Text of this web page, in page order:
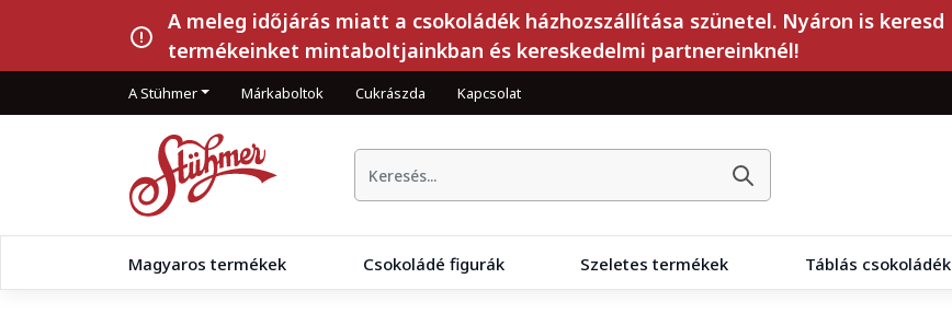
A meleg időjárás miatt a csokoládék házhozszállítása szünetel. Nyáron is keresd
termékeinket mintaboltjainkban és kereskedelmi partnereinknél!
A Stühmer Márkaboltok Cukrászda Kapcsolat
Magyaros termékek Csokoládé figurák Szeletes termékek Táblás csokoládék